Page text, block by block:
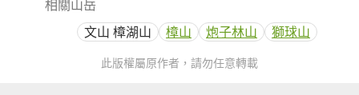
相關山岳
文山 樟湖山
樟山 炮子林山 獅球山
此版權屬原作者，請勿任意轉載